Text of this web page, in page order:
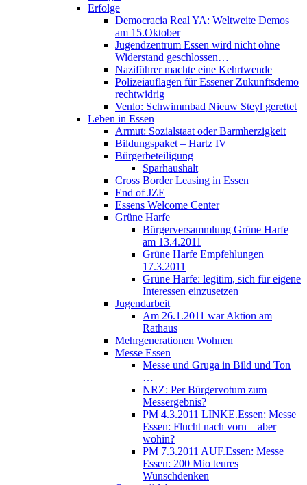
Erfolge
Democracia Real YA: Weltweite Demos
am 15.Oktober
Jugendzentrum Essen wird nicht ohne
Widerstand geschlossen…
Naziführer machte eine Kehrtwende
Polizeiauflagen für Essener Zukunftsdemo
rechtwidrig
Venlo: Schwimmbad Nieuw Steyl gerettet
Leben in Essen
Armut: Sozialstaat oder Barmherzigkeit
Bildungspaket – Hartz IV
Bürgerbeteiligung
Sparhaushalt
Cross Border Leasing in Essen
End of JZE
Essens Welcome Center
Grüne Harfe
Bürgerversammlung Grüne Harfe
am 13.4.2011
Grüne Harfe Empfehlungen
17.3.2011
Grüne Harfe: legitim, sich für eigene
Interessen einzusetzen
Jugendarbeit
Am 26.1.2011 war Aktion am
Rathaus
Mehrgenerationen Wohnen
Messe Essen
Messe und Gruga in Bild und Ton
…
NRZ: Per Bürgervotum zum
Messergebnis?
PM 4.3.2011 LINKE.Essen: Messe
Essen: Flucht nach vorn – aber
wohin?
PM 7.3.2011 AUF.Essen: Messe
Essen: 200 Mio teures
Wunschdenken